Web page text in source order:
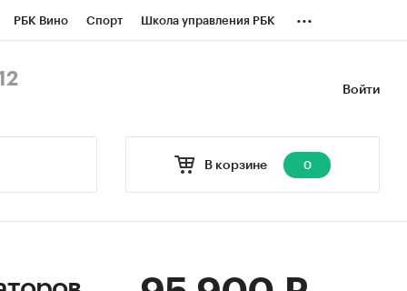
РБК Вино Спорт Школа управления РБК ...
Войти
В корзине 0